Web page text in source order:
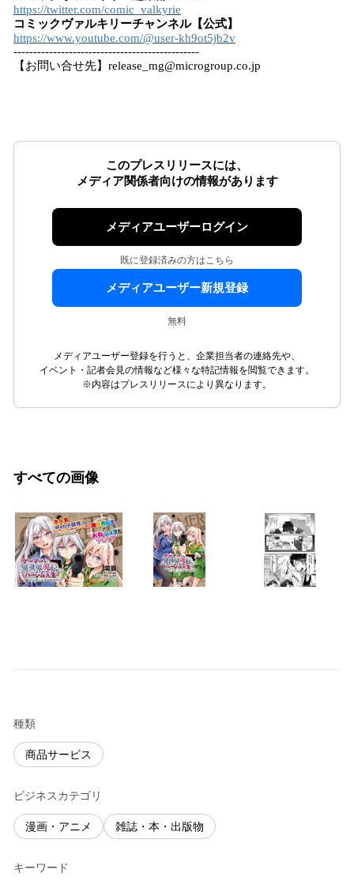
https://twitter.com/comic_valkyrie
コミックヴァルキリーチャンネル【公式】
https://www.youtube.com/@user-kh9ot5jb2v
-----------------------------------------------
【お問い合せ先】release_mg@microgroup.co.jp
このプレスリリースには、
メディア関係者向けの情報があります
メディアユーザーログイン
既に登録済みの方はこちら
メディアユーザー新規登録
無料
メディアユーザー登録を行うと、企業担当者の連絡先や、
イベント・記者会見の情報など様々な特記情報を閲覧できます。
※内容はプレスリリースにより異なります。
すべての画像
種類
商品サービス
ビジネスカテゴリ
漫画・アニメ 雑誌・本・出版物
キーワード